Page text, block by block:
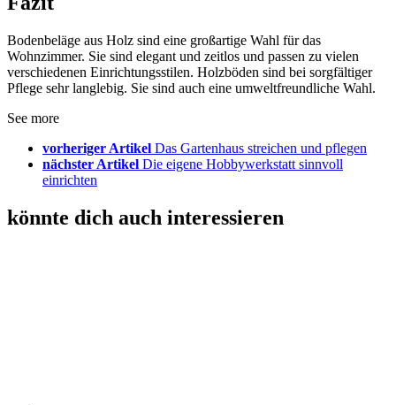
Bodenbeläge aus Holz sind eine großartige Wahl für das
Wohnzimmer. Sie sind elegant und zeitlos und passen zu vielen
verschiedenen Einrichtungsstilen. Holzböden sind bei sorgfältiger
Pflege sehr langlebig. Sie sind auch eine umweltfreundliche Wahl.
See more
vorheriger Artikel Das Gartenhaus streichen und pflegen
nächster Artikel Die eigene Hobbywerkstatt sinnvoll
einrichten
könnte dich auch interessieren